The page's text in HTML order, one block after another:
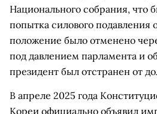
Национального собрания, что
попытка силового подавления
положение было отменено
под давлением парламента и
президент был отстранен от
В апреле 2025 года
Кореи официально объявил